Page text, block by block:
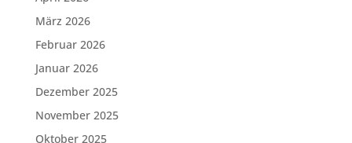
März 2026
Februar 2026
Januar 2026
Dezember 2025
November 2025
Oktober 2025